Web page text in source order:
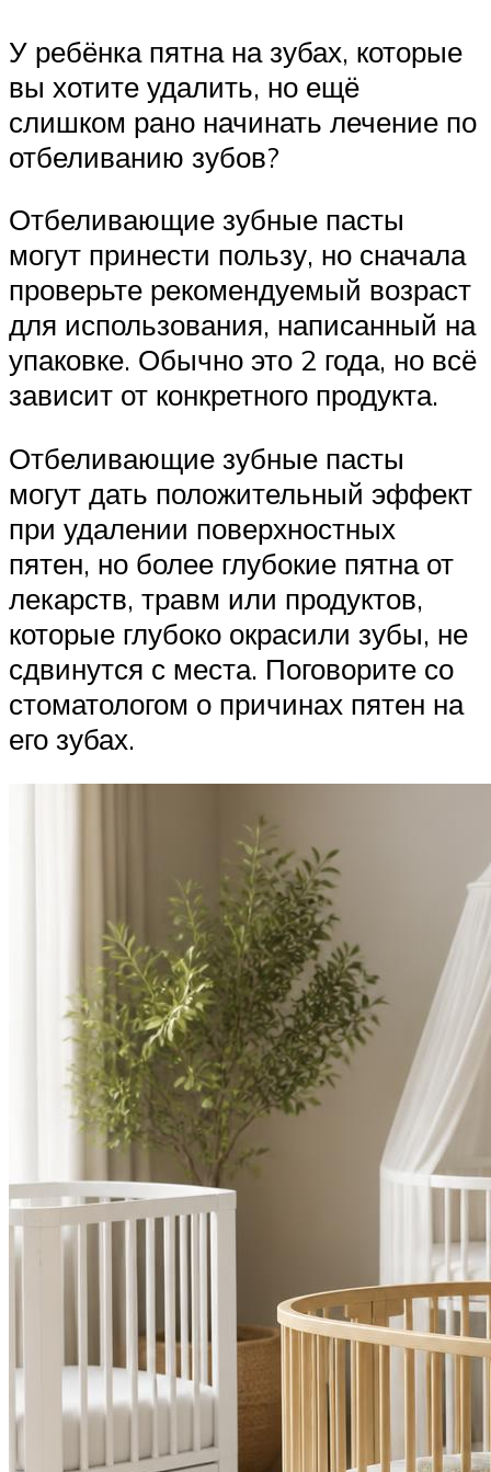
У ребёнка пятна на зубах, которые
вы хотите удалить, но ещё
слишком рано начинать лечение по
отбеливанию зубов?
Отбеливающие зубные пасты
могут принести пользу, но сначала
проверьте рекомендуемый возраст
для использования, написанный на
упаковке. Обычно это 2 года, но всё
зависит от конкретного продукта.
Отбеливающие зубные пасты
могут дать положительный эффект
при удалении поверхностных
пятен, но более глубокие пятна от
лекарств, травм или продуктов,
которые глубоко окрасили зубы, не
сдвинутся с места. Поговорите со
стоматологом о причинах пятен на
его зубах.